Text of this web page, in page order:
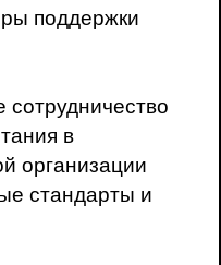
поддержки
в
организации
стандарты и